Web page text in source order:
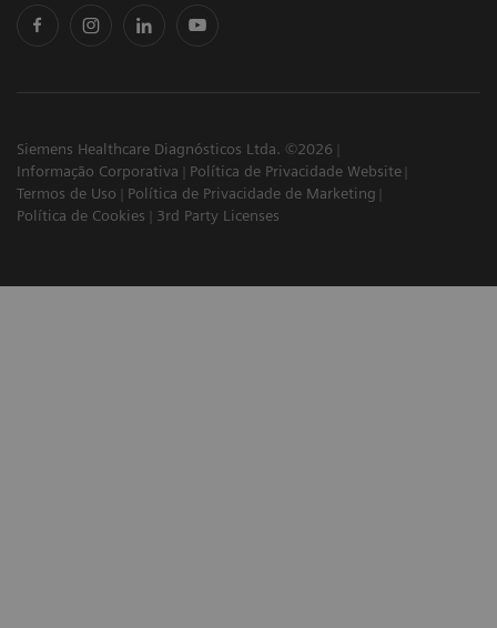
Siemens Healthcare Diagnósticos Ltda. ©2026
Informação Corporativa
Política de Privacidade Website
Termos de Uso
Política de Privacidade de Marketing
Política de Cookies
3rd Party Licenses